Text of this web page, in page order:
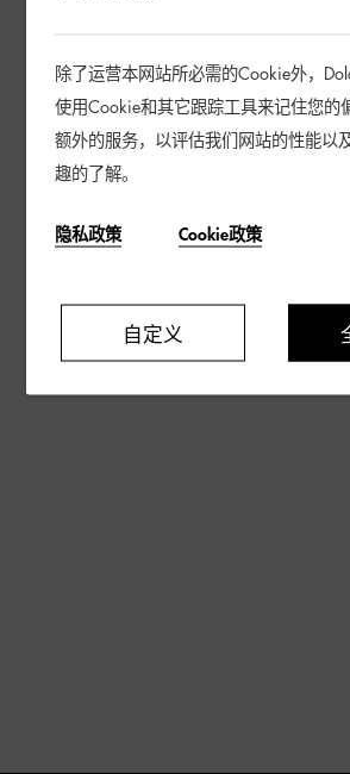
除了运营本网站所必需的Cookie外，
使用Cookie和其它跟踪工具来记住您的
额外的服务，以评估我们网站的性能以
趣的了解。
隐私政策 Cookie政策
自定义